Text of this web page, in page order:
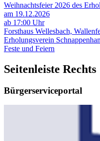
Weihnachtsfeier 2026 des
am 19.12.2026
ab 17:00 Uhr
Forsthaus Wellesbach,
Erholungsverein
Feste und Feiern
Seitenleiste Rechts
Bürgerserviceportal